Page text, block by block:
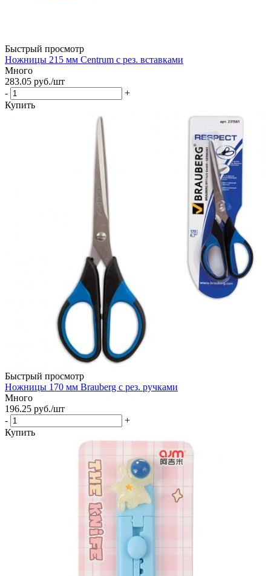
Быстрый просмотр
Ножницы 215 мм Centrum с рез. вставками
Много
283.05 руб./шт
-
+
Купить
Быстрый просмотр
Ножницы 170 мм Brauberg c рез. ручками
Много
196.25 руб./шт
-
+
Купить